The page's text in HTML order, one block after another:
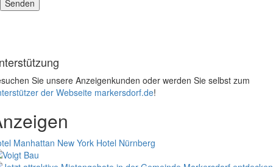
Sie unsere Anzeigenkunden oder werden Sie selbst zum
der Webseite markersdorf.de!
Manhattan New York Hotel Nürnberg